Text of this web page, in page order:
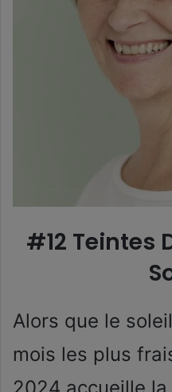
#12 Teintes
Alors que le
mois les plus
2024 accueille